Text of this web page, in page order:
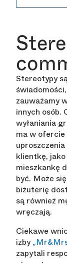
Stereotypy
zauważamy
innych osób.
wyłaniania
ma w
klientkę, jako
mieszkankę
być. Może
biżuterię
są również
wręczają.
Ciekawe
izby
zapytali